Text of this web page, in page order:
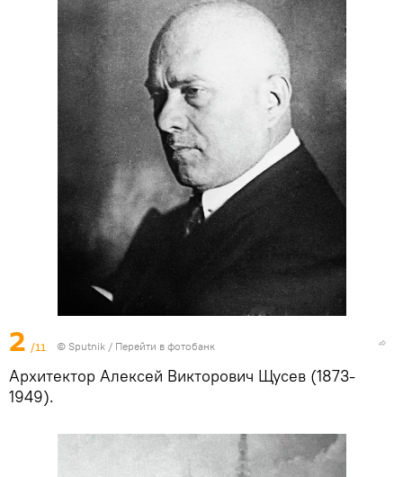
2 /11 © Sputnik / Перейти в фотобанк
Архитектор Алексей Викторович Щусев (1873-
1949).